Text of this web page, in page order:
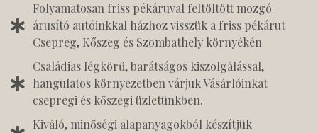
Folyamatosan friss pékáruval feltöltött mozgó
árusító autóinkkal házhoz visszük a friss pékárut
Csepreg, Kőszeg és Szombathely környékén
Családias légkörű, barátságos kiszolgálással,
hangulatos környezetben várjuk Vásárlóinkat
csepregi és kőszegi üzletünkben.
Kiváló, minőségi alapanyagokból készítjük